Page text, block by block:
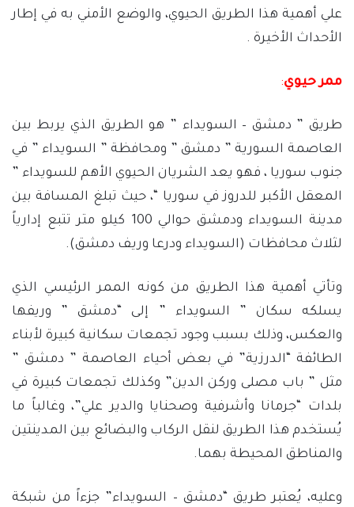
علي أهمية هذا الطريق الحيوي، والوضع الأمني به في إطار
الأحداث الأخيرة .
ممر حيوي:
طريق ” دمشق – السويداء ” هو الطريق الذي يربط بين
العاصمة السورية ” دمشق ” ومحافظة ” السويداء ” في
جنوب سوريا ، فهو يعد الشريان الحيوي الأهم للسويداء ”
المعقل الأكبر للدروز في سوريا “، حيث تبلغ المسافة بين
مدينة السويداء ودمشق حوالي 100 كيلو متر تتبع إدارياً
لثلاث محافظات (السويداء ودرعا وريف دمشق).
وتأتي أهمية هذا الطريق من كونه الممر الرئيسي الذي
يسلكه سكان ” السويداء ” إلى “دمشق ” وريفها
والعكس، وذلك بسبب وجود تجمعات سكانية كبيرة لأبناء
الطائفة “الدرزية” في بعض أحياء العاصمة ” دمشق ”
مثل ” باب مصلى وركن الدين” وكذلك تجمعات كبيرة في
بلدات “جرمانا وأشرفية وصحنايا والدير علي”، وغالباً ما
يُستخدم هذا الطريق لنقل الركاب والبضائع بين المدينتين
والمناطق المحيطة بهما.
وعليه، يُعتبر طريق “دمشق – السويداء” جزءاً من شبكة